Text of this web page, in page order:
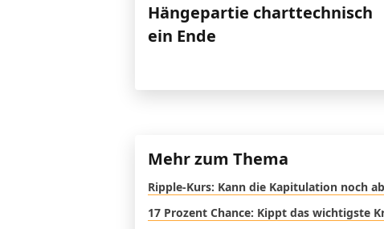
Hängepartie charttechnisch
ein Ende
Mehr zum Thema
Ripple-Kurs: Kann die Kapitulation noch
17 Prozent Chance: Kippt das wichtigste